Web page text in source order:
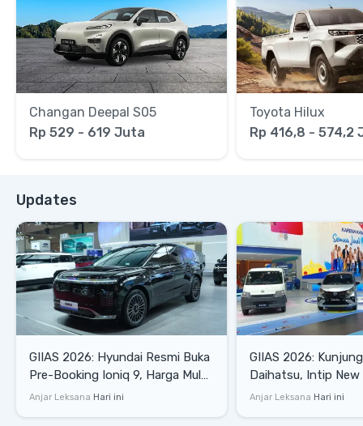
Changan Deepal S05
Rp 529 - 619 Juta
Toyota Hilux
Rp 416,8 - 574,2
Updates
GIIAS 2026: Hyundai Resmi Buka
Pre-Booking Ioniq 9, Harga Mulai
Rp1,49 Miliar
Anjar Leksana Hari ini
GIIAS 2026:
Daihatsu, Intip New
SE hingga Gran
Anjar Leksana Hari ini